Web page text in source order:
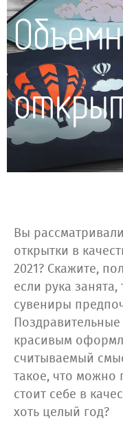
Вы
открытки в
2021? Скажите,
если рука
сувениры
красивым
считываемый
такое, что можно
стоит себе в
хоть целый год?